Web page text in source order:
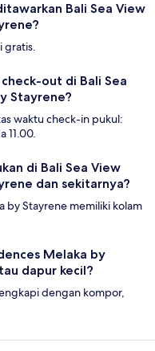
Bali Sea View
gratis.
out di Bali Sea
Stayrene?
waktu check-in pukul:
11.00.
di Bali Sea View
dan sekitarnya?
by Stayrene memiliki kolam
Melaka by
dapur kecil?
dengan kompor,